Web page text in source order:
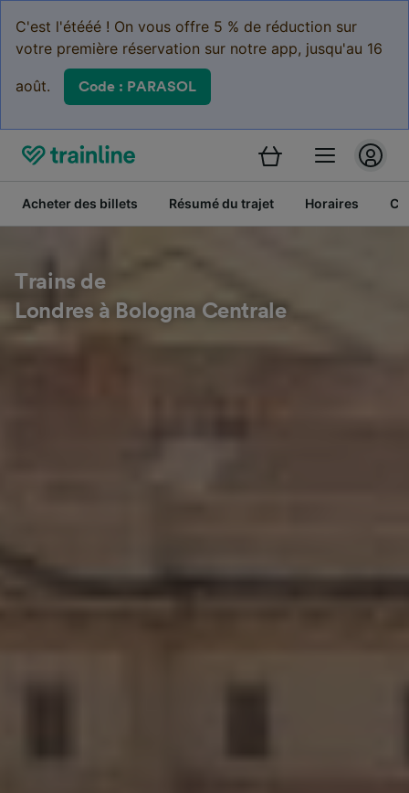
C'est l'étééé ! On vous offre 5 % de réduction sur
votre première réservation sur notre app, jusqu'au 16
août. Code : PARASOL
Acheter des billets Résumé du trajet Horaires
Trains de
Londres à Bologna Centrale